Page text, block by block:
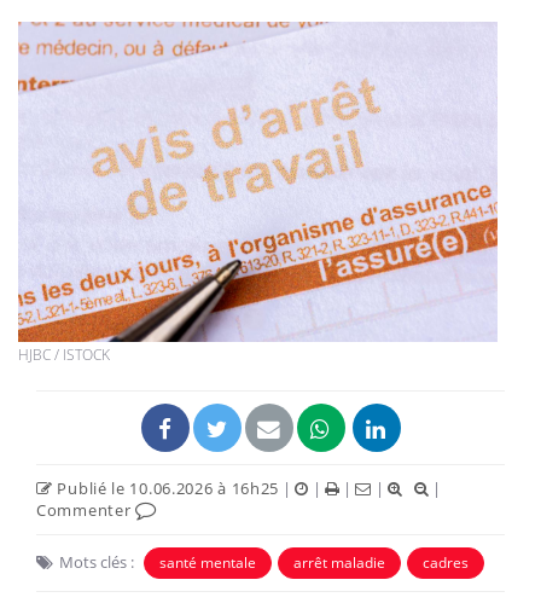
HJBC / ISTOCK
Publié le 10.06.2026 à 16h25 | | | |
|
Commenter
Mots clés : santé mentale arrêt maladie cadres